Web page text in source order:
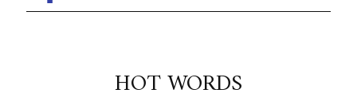
HOT WORDS